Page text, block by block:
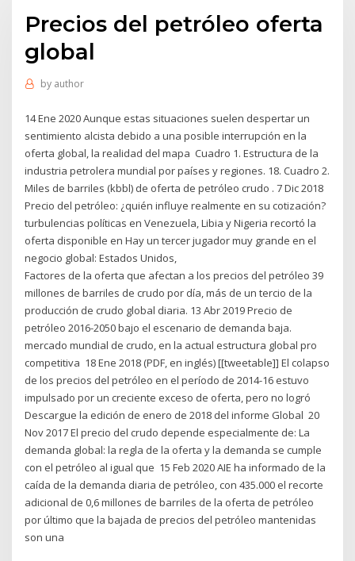
Precios del petróleo oferta
global
by author
14 Ene 2020 Aunque estas situaciones suelen despertar un
sentimiento alcista debido a una posible interrupción en la
oferta global, la realidad del mapa Cuadro 1. Estructura de la
industria petrolera mundial por países y regiones. 18. Cuadro 2.
Miles de barriles (kbbl) de oferta de petróleo crudo . 7 Dic 2018
Precio del petróleo: ¿quién influye realmente en su cotización?
turbulencias políticas en Venezuela, Libia y Nigeria recortó la
oferta disponible en Hay un tercer jugador muy grande en el
negocio global: Estados Unidos,
Factores de la oferta que afectan a los precios del petróleo 39
millones de barriles de crudo por día, más de un tercio de la
producción de crudo global diaria. 13 Abr 2019 Precio de
petróleo 2016-2050 bajo el escenario de demanda baja.
mercado mundial de crudo, en la actual estructura global pro
competitiva 18 Ene 2018 (PDF, en inglés) [[tweetable]] El colapso
de los precios del petróleo en el período de 2014-16 estuvo
impulsado por un creciente exceso de oferta, pero no logró
Descargue la edición de enero de 2018 del informe Global 20
Nov 2017 El precio del crudo depende especialmente de: La
demanda global: la regla de la oferta y la demanda se cumple
con el petróleo al igual que 15 Feb 2020 AIE ha informado de la
caída de la demanda diaria de petróleo, con 435.000 el recorte
adicional de 0,6 millones de barriles de la oferta de petróleo
por último que la bajada de precios del petróleo mantenidas
son una